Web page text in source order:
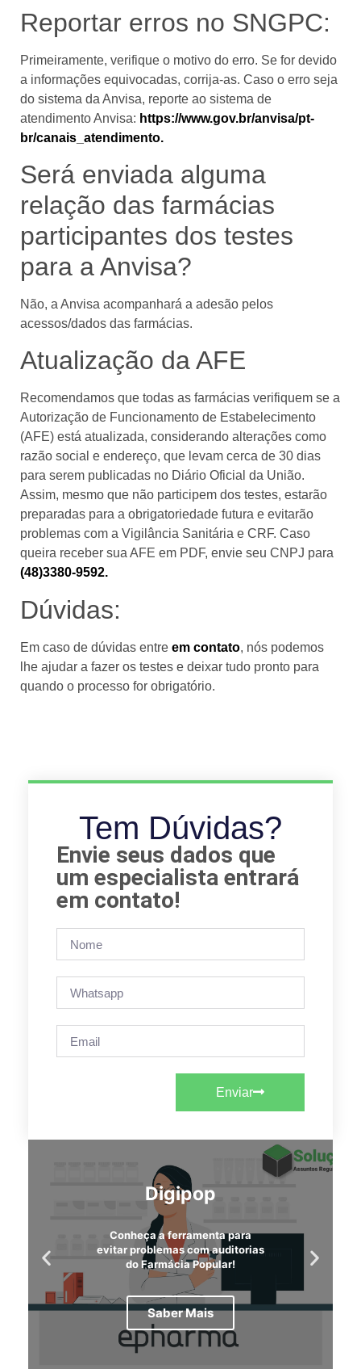
Reportar erros no SNGPC:
Primeiramente, verifique o motivo do erro. Se for devido
a informações equivocadas, corrija-as. Caso o erro seja
do sistema da Anvisa, reporte ao sistema de
atendimento Anvisa: https://www.gov.br/anvisa/pt-
br/canais_atendimento.
Será enviada alguma
relação das farmácias
participantes dos testes
para a Anvisa?
Não, a Anvisa acompanhará a adesão pelos
acessos/dados das farmácias.
Atualização da AFE
Recomendamos que todas as farmácias verifiquem se a
Autorização de Funcionamento de Estabelecimento
(AFE) está atualizada, considerando alterações como
razão social e endereço, que levam cerca de 30 dias
para serem publicadas no Diário Oficial da União.
Assim, mesmo que não participem dos testes, estarão
preparadas para a obrigatoriedade futura e evitarão
problemas com a Vigilância Sanitária e CRF. Caso
queira receber sua AFE em PDF, envie seu CNPJ para
(48)3380-9592.
Dúvidas:
Em caso de dúvidas entre em contato, nós podemos
lhe ajudar a fazer os testes e deixar tudo pronto para
quando o processo for obrigatório.
Tem Dúvidas?
Envie seus dados que
um especialista entrará
em contato!
Enviar
Digipop
Conheça a ferramenta para
evitar problemas com auditorias
do Farmácia Popular!
Saber Mais